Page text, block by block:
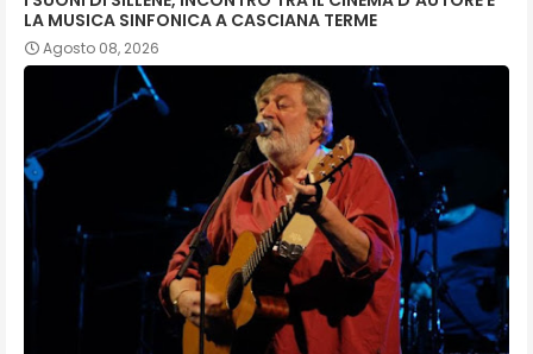
LA MUSICA SINFONICA A CASCIANA TERME
Agosto 08, 2026